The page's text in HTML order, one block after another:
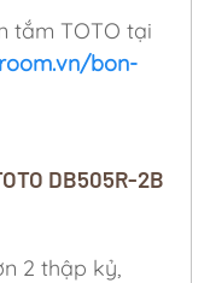
tắm TOTO tại
bon-
DB505R-2B
2 thập kỷ,